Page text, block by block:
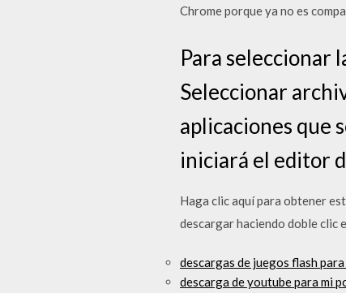
Chrome porque ya no es
Para seleccionar
Seleccionar
aplicaciones que
iniciará el editor
Haga clic aquí para obtener
descargar haciendo doble clic
descargas de juegos flash para
descarga de youtube para mi